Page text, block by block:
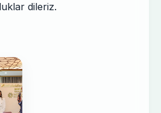
dileriz.